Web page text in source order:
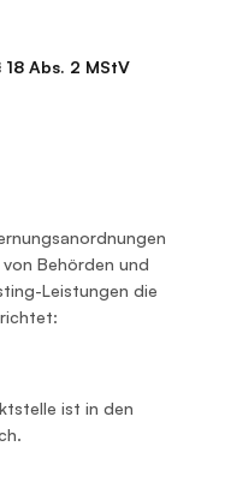
Abs. 2 MStV
Behörden und
Leistungen die
ist in den